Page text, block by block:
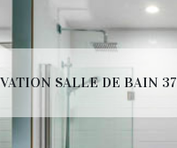
SALLE DE BAIN 37